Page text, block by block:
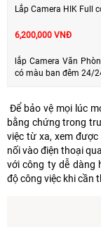
Lắp Camera HIK Full
6,200,000 VNĐ
lắp Camera Văn
có màu ban đêm 24/
Để bảo vệ mọi lúc
bằng chứng trong
việc từ xa, xem
nối vào điện thoại
với công ty dễ dàng
độ công việc khi cần